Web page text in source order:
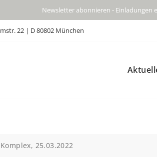
Newsletter abonnieren - Einladungen
22 | D 80802 München
25.03.2022